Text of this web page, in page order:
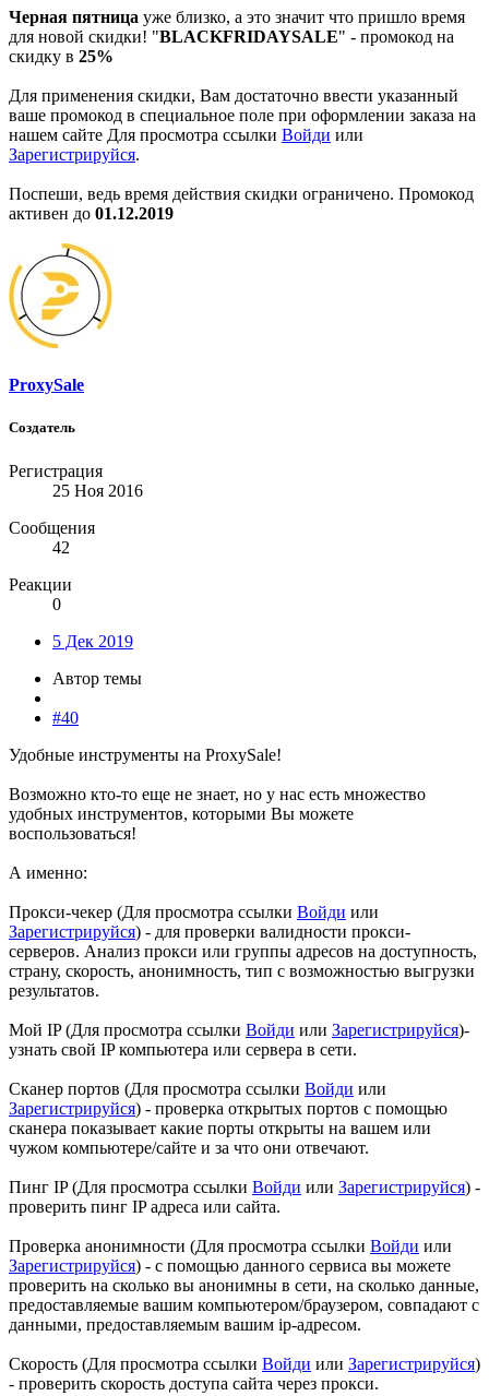
Черная пятница уже близко, а это значит что пришло время
для новой скидки! "BLACKFRIDAYSALE" - промокод на
скидку в 25%
Для применения скидки, Вам достаточно ввести указанный
ваше промокод в специальное поле при оформлении заказа на
нашем сайте Для просмотра ссылки Войди или
Зарегистрируйся.
Поспеши, ведь время действия скидки ограничено. Промокод
активен до 01.12.2019
ProxySale
Создатель
Регистрация
25 Ноя 2016
Сообщения
42
Реакции
0
5 Дек 2019
Автор темы
#40
Удобные инструменты на ProxySale!
Возможно кто-то еще не знает, но у нас есть множество
удобных инструментов, которыми Вы можете
воспользоваться!
А именно:
Прокси-чекер (Для просмотра ссылки Войди или
Зарегистрируйся) - для проверки валидности прокси-
серверов. Анализ прокси или группы адресов на доступность,
страну, скорость, анонимность, тип c возможностью выгрузки
результатов.
Мой IP (Для просмотра ссылки Войди или Зарегистрируйся)-
узнать свой IP компьютера или сервера в сети.
Сканер портов (Для просмотра ссылки Войди или
Зарегистрируйся) - проверка открытых портов с помощью
сканера показывает какие порты открыты на вашем или
чужом компьютере/сайте и за что они отвечают.
Пинг IP (Для просмотра ссылки Войди или Зарегистрируйся) -
проверить пинг IP адреса или сайта.
Проверка анонимности (Для просмотра ссылки Войди или
Зарегистрируйся) - с помощью данного сервиса вы можете
проверить на сколько вы анонимны в сети, на сколько данные,
предоставляемые вашим компьютером/браузером, совпадают с
данными, предоставляемым вашим ip-адресом.
Скорость (Для просмотра ссылки Войди или Зарегистрируйся)
- проверить скорость доступа сайта через прокси.